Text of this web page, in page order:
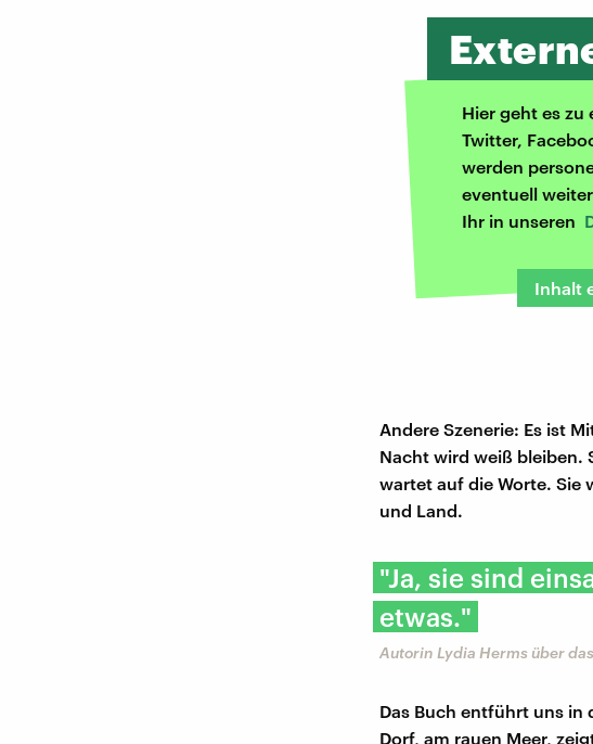
Hier geht es zu
Twitter,
werden
eventuell
Ihr in unseren
Inhalt
Andere Szenerie: Es ist
Nacht wird weiß bleiben.
wartet auf die Worte. Sie
und Land.
"Ja, sie sind
etwas."
Autorin Lydia Herms über
Das Buch entführt uns in
Dorf, am rauen Meer,